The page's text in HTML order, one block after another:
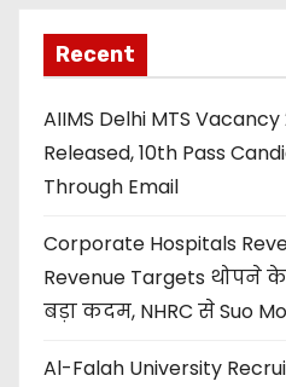
Recent
AIIMS Delhi MTS
Released, 10th Pass
Through Email
Corporate Hospitals
Revenue Targets थोपने
बड़ा कदम, NHRC से Suo
Al-Falah University